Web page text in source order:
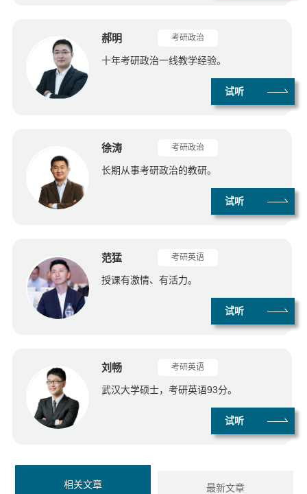
郝明 考研政治
十年考研政治一线教学经验。
试听
徐涛 考研政治
长期从事考研政治的教研。
试听
范猛 考研英语
授课有激情、有活力。
试听
刘畅 考研英语
武汉大学硕士，考研英语93分。
试听
相关文章 最新文章